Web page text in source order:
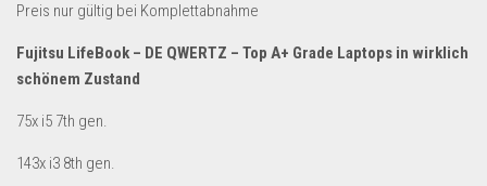
Schuhe & Accessoires
Sport & Freizeit
Uhren & Schmuck
Wohnen & Einrichten
Restposten-Angebote
Preis nur gültig bei Komplettabnahme
Fujitsu LifeBook – DE QWERTZ – Top A+ Grade Laptops in wirklich
schönem Zustand
75x i5 7th gen.
143x i3 8th gen.